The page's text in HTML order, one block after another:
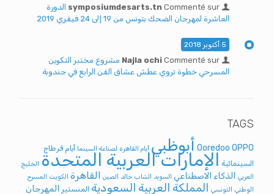
symposiumdesarts.tn Commenté sur
الدورة
العاشرة لمهرجان الضحك بتونس من 19 إلى 24 فيفري 2019
5 أكتوبر 2018
Najla ochi Commenté sur
مشروع مختبر التكوين
المسرحي خطوة تروي عطش عشاق الفن الرابع في جندوبة
TAGS
Ooredoo OPPO أبوظبي أيام القاهرة لصناعة السينما أيام قرطاج
السينمائية الإمارات العربية المتحدة الخليج
العربي
الذكاء الاصطناعي السويد الشاب خالد الصين القاهرة الكويت المسرح
الوطني التونسي المملكة العربية السعودية المنستير
المهرجان